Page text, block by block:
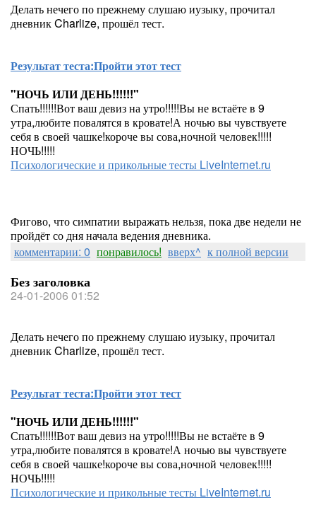
Делать нечего по прежнему слушаю иузыку, прочитал
дневник Charlize, прошёл тест.
Результат теста:Пройти этот тест
"НОЧЬ ИЛИ ДЕНЬ!!!!!!"
Спать!!!!!!Вот ваш девиз на утро!!!!!Вы не встаёте в 9
утра,любите повалятся в кровате!А ночью вы чувствуете
себя в своей чашке!короче вы сова,ночной человек!!!!!
НОЧЬ!!!!!
Психологические и прикольные тесты LiveInternet.ru
Фигово, что симпатии выражать нельзя, пока две недели не
пройдёт со дня начала ведения дневника.
комментарии: 0 понравилось! вверх^ к полной версии
Без заголовка
24-01-2006 01:52
Делать нечего по прежнему слушаю иузыку, прочитал
дневник Charlize, прошёл тест.
Результат теста:Пройти этот тест
"НОЧЬ ИЛИ ДЕНЬ!!!!!!"
Спать!!!!!!Вот ваш девиз на утро!!!!!Вы не встаёте в 9
утра,любите повалятся в кровате!А ночью вы чувствуете
себя в своей чашке!короче вы сова,ночной человек!!!!!
НОЧЬ!!!!!
Психологические и прикольные тесты LiveInternet.ru